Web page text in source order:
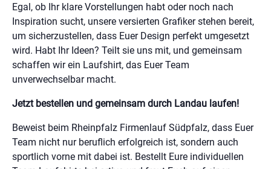
Egal, ob Ihr klare Vorstellungen habt oder noch nach
Inspiration sucht, unsere versierten Grafiker stehen bereit,
um sicherzustellen, dass Euer Design perfekt umgesetzt
wird. Habt Ihr Ideen? Teilt sie uns mit, und gemeinsam
schaffen wir ein Laufshirt, das Euer Team
unverwechselbar macht.
Jetzt bestellen und gemeinsam durch Landau laufen!
Beweist beim Rheinpfalz Firmenlauf Südpfalz, dass Euer
Team nicht nur beruflich erfolgreich ist, sondern auch
sportlich vorne mit dabei ist. Bestellt Eure individuellen